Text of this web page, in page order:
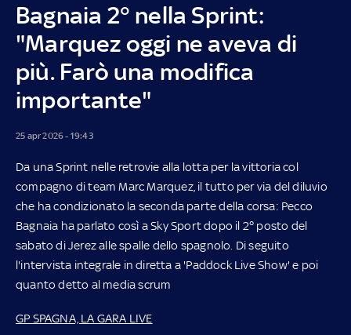
Bagnaia 2° nella Sprint:
"Marquez oggi ne aveva di
più. Farò una modifica
importante"
25 apr 2026 - 19:43
Da una Sprint nelle retrovie alla lotta per la vittoria col
compagno di team Marc Marquez, il tutto per via del diluvio
che ha condizionato la seconda parte della corsa: Pecco
Bagnaia ha parlato così a Sky Sport dopo il 2° posto del
sabato di Jerez alle spalle dello spagnolo. Di seguito
l'intervista integrale in diretta a 'Paddock Live Show' e poi
quanto detto al media scrum
GP SPAGNA, LA GARA LIVE